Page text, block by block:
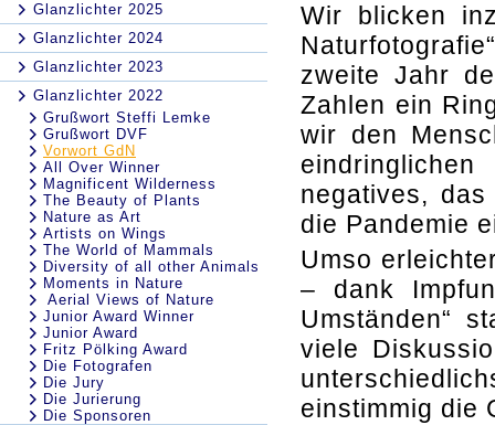
Glanzlichter 2025
Glanzlichter 2024
Glanzlichter 2023
Glanzlichter 2022
Grußwort Steffi Lemke
Grußwort DVF
Vorwort GdN
All Over Winner
Magnificent Wilderness
The Beauty of Plants
Nature as Art
Artists on Wings
The World of Mammals
Diversity of all other Animals
Moments in Nature
Aerial Views of Nature
Junior Award Winner
Junior Award
Fritz Pölking Award
Die Fotografen
Die Jury
Die Jurierung
Die Sponsoren
Wir blicken
zweite Jahr
Zahlen ein
wir den
negatives,
die Pandemie
Umso
– dank
Umständen“
viele
einstimmig die